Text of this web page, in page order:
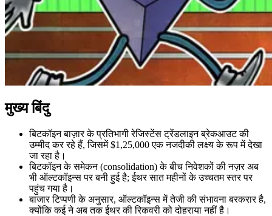
मुख्य बिंदु
बिटकॉइन बाज़ार के प्रतिभागी रेजिस्टेंस ट्रेंडलाइन ब्रेकआउट की
उम्मीद कर रहे हैं, जिसमें $1,25,000 एक नजदीकी लक्ष्य के रूप में देखा
जा रहा है।
बिटकॉइन के समेकन (consolidation) के बीच निवेशकों की नज़र अब
भी ऑल्टकॉइन्स पर बनी हुई है; ईथर सात महीनों के उच्चतम स्तर पर
पहुंच गया है।
बाजार टिप्पणी के अनुसार, ऑल्टकॉइन्स में तेजी की संभावना बरकरार है,
क्योंकि कई ने अब तक ईथर की रिकवरी को दोहराया नहीं है।